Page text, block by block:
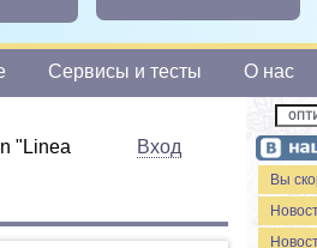
Сервисы и тесты О нас
"Linea
Вход
Вы